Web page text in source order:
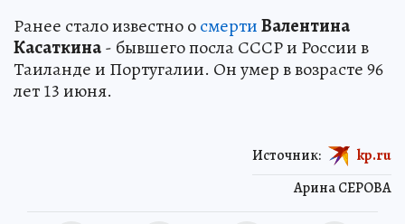
Ранее стало известно осмертиВалентина
Касаткина- бывшего посла СССР и России в
Таиланде и Португалии. Он умер в возрасте 96
лет 13 июня.
Арина СЕРОВА
Источник: kp.ru